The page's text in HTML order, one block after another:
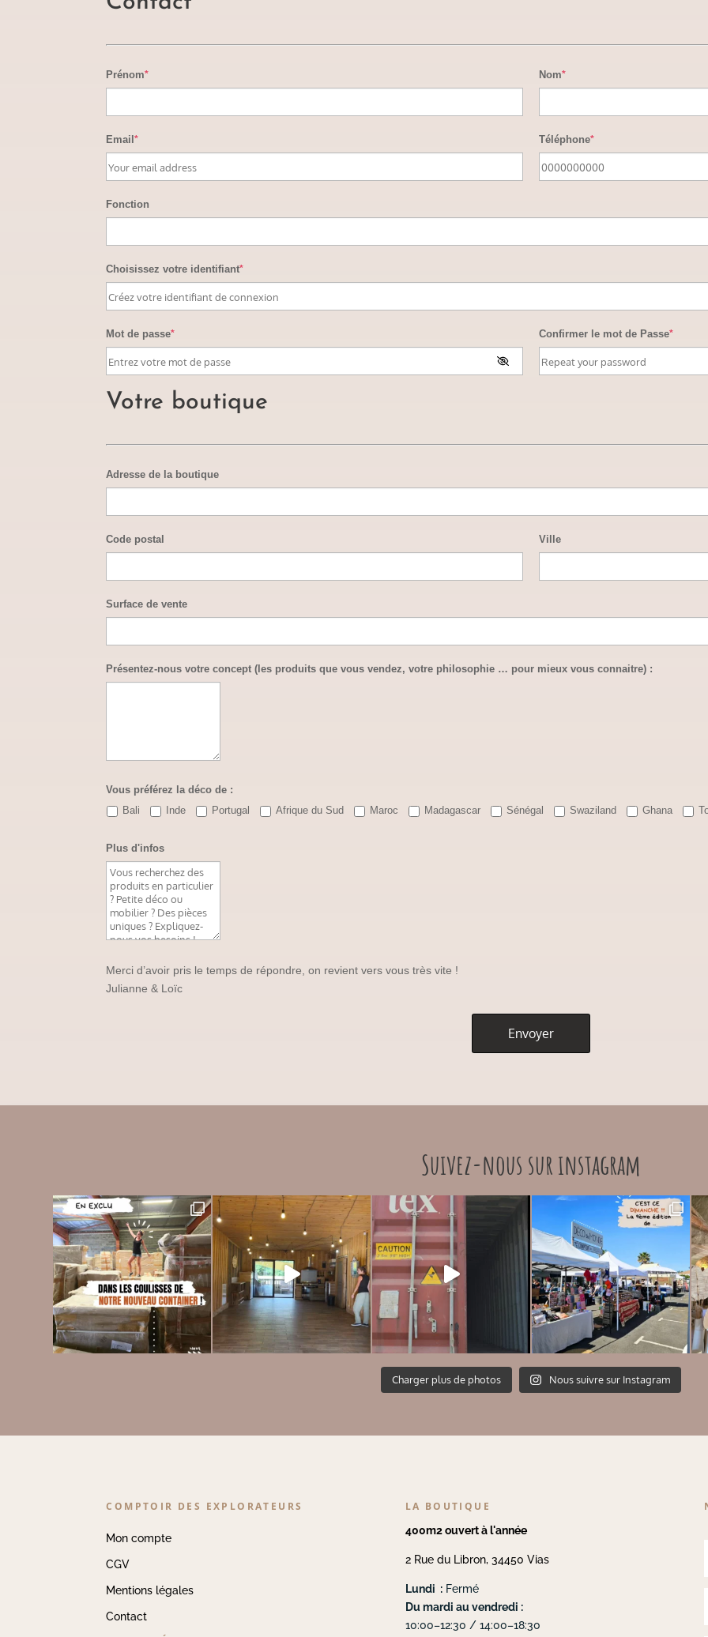
Prénom* Nom*
Email* Téléphone*
Fonction
Choisissez votre identifiant*
Mot de passe* Confirmer le mot de Passe*
Votre boutique
Adresse de la boutique
Code postal Ville
Surface de vente
Présentez-nous votre concept (les produits que vous vendez, votre philosophie … pour mieux vous connaitre) :
Vous préférez la déco de :
Bali
Inde Portugal Afrique du Sud Maroc Madagascar Sénégal Swaziland Ghana
Plus d'infos
Merci d’avoir pris le temps de répondre, on revient vers vous très vite !
Julianne & Loïc
Suivez-nous sur instagram
Charger plus de photos Nous suivre sur Instagram
COMPTOIR DES EXPLORATEURS
Mon compte
CGV
Mentions légales
Contact
LA BOUTIQUE
400m2 ouvert à l'année
2 Rue du Libron, 34450 Vias
Lundi :Fermé
Du mardi au vendredi :
10:00–12:30 / 14:00–18:30